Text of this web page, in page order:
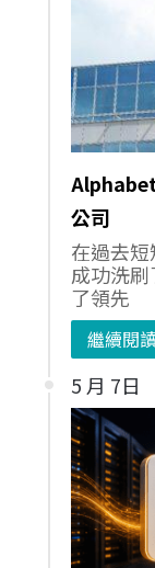
公司
在過去
成功洗
了領先
繼續閱
5 月 7日